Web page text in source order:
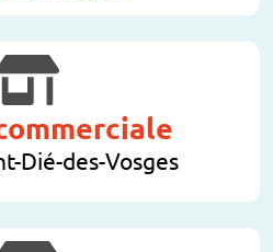
Dié-des-Vosges